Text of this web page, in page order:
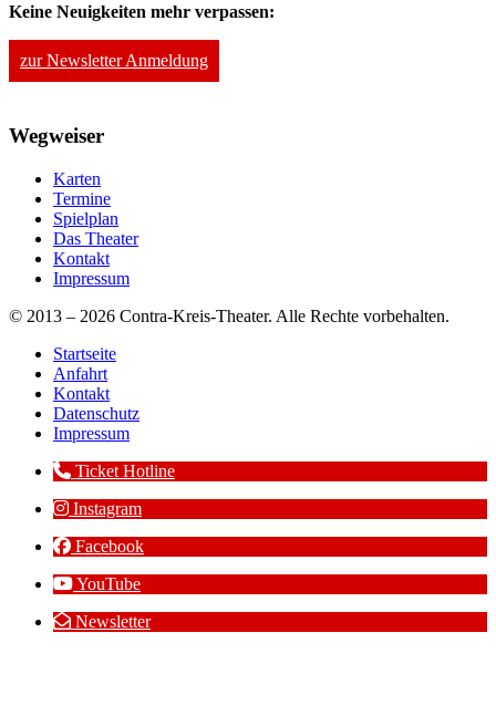
Keine Neuigkeiten mehr verpassen:
zur Newsletter Anmeldung
Wegweiser
Karten
Termine
Spielplan
Das Theater
Kontakt
Impressum
© 2013 – 2026 Contra-Kreis-Theater. Alle Rechte vorbehalten.
Startseite
Anfahrt
Kontakt
Datenschutz
Impressum
Ticket Hotline
Instagram
Facebook
YouTube
Newsletter